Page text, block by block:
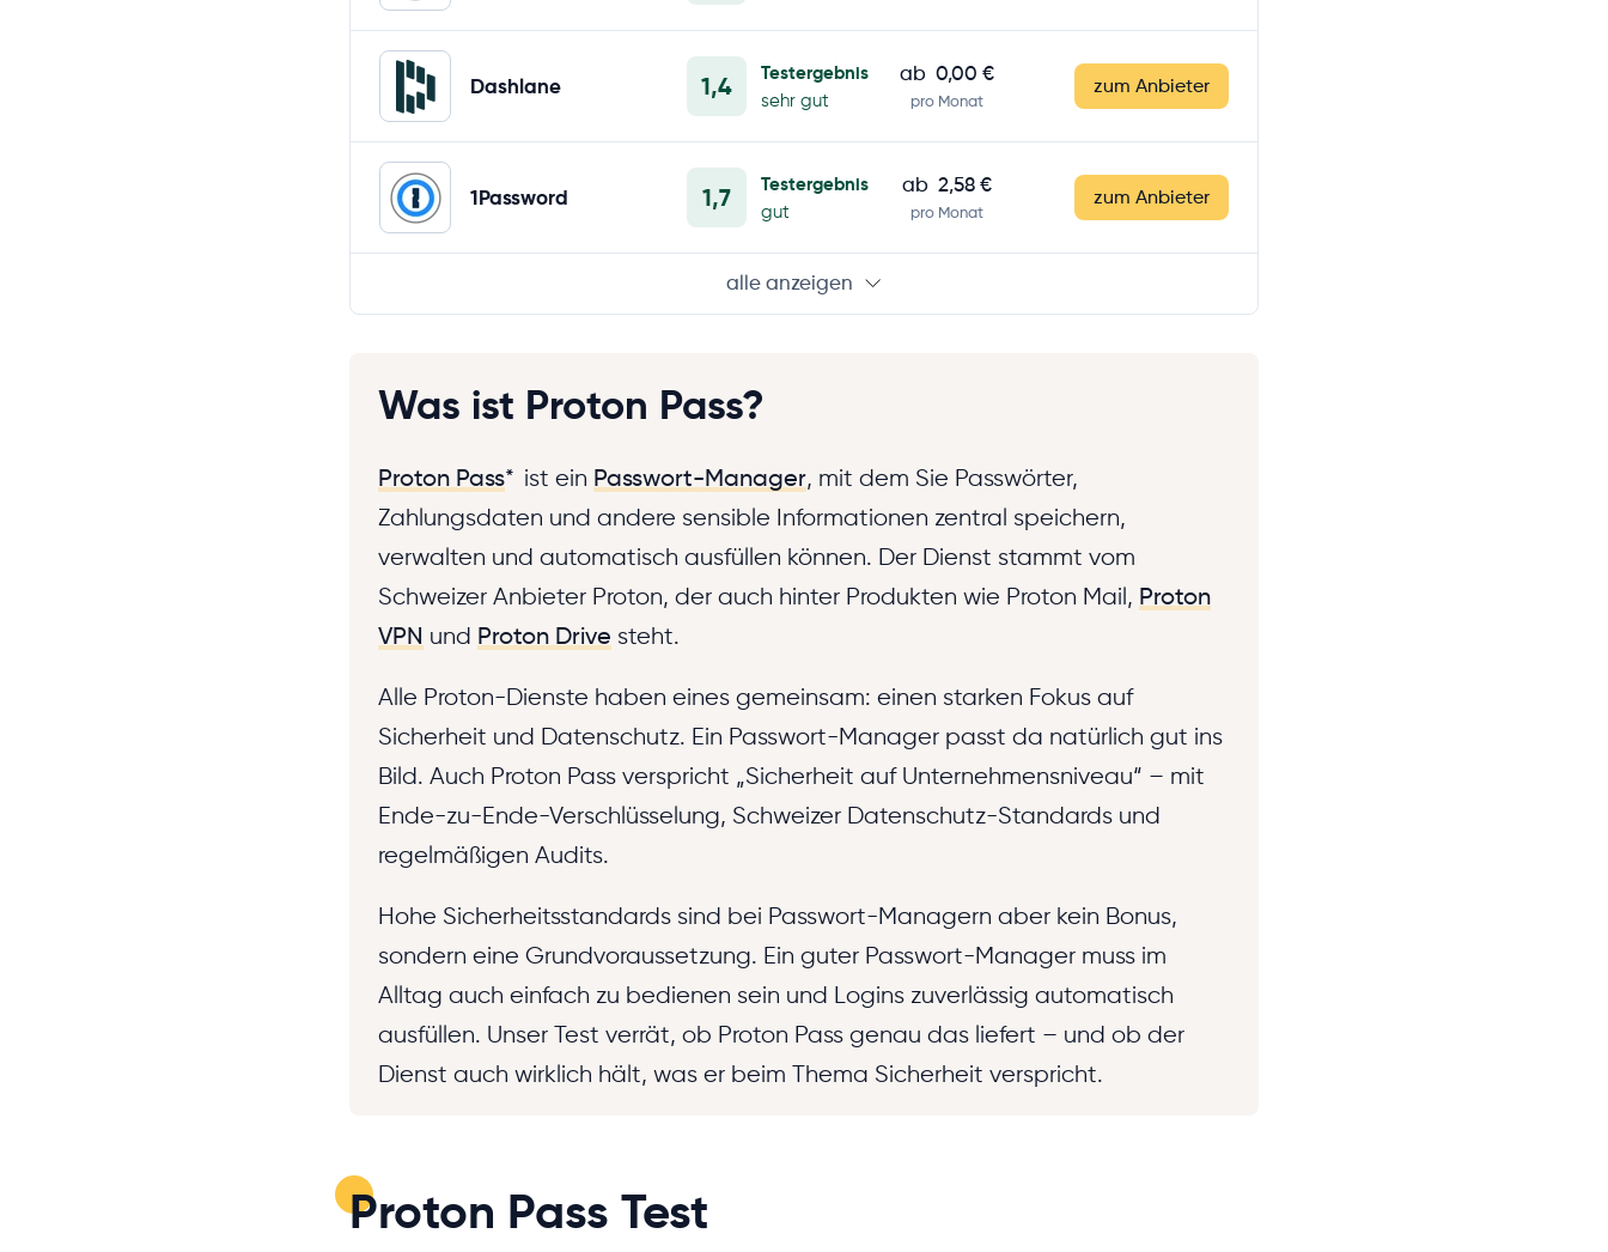
ab 0,00 €
pro Monat
zum Anbieter
Dashlane 1,4
Testergebnis
sehr gut
ab 2,58 €
pro Monat
zum Anbieter
1Password 1,7
Testergebnis
gut
alle anzeigen
Was ist Proton Pass?
Proton Pass* ist ein Passwort-Manager, mit dem Sie Passwörter,
Zahlungsdaten und andere sensible Informationen zentral speichern,
verwalten und automatisch ausfüllen können. Der Dienst stammt vom
Schweizer Anbieter Proton, der auch hinter Produkten wie Proton Mail, Proton
VPN und Proton Drive steht.
Alle Proton-Dienste haben eines gemeinsam: einen starken Fokus auf
Sicherheit und Datenschutz. Ein Passwort-Manager passt da natürlich gut ins
Bild. Auch Proton Pass verspricht „Sicherheit auf Unternehmensniveau“ – mit
Ende-zu-Ende-Verschlüsselung, Schweizer Datenschutz-Standards und
regelmäßigen Audits.
Hohe Sicherheitsstandards sind bei Passwort-Managern aber kein Bonus,
sondern eine Grundvoraussetzung. Ein guter Passwort-Manager muss im
Alltag auch einfach zu bedienen sein und Logins zuverlässig automatisch
ausfüllen. Unser Test verrät, ob Proton Pass genau das liefert – und ob der
Dienst auch wirklich hält, was er beim Thema Sicherheit verspricht.
Proton Pass Test